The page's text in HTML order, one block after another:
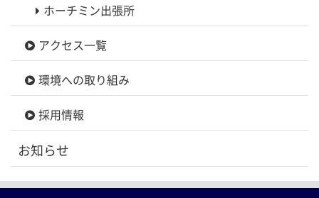
ホーチミン出張所
アクセス一覧
環境への取り組み
採用情報
お知らせ